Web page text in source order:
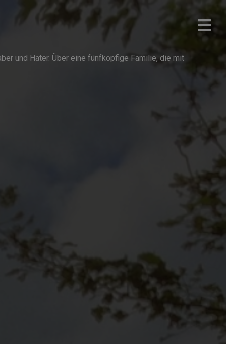
und Hater. Über eine fünfköpfige Familie, die mit